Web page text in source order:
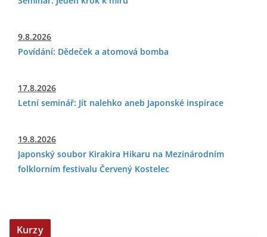
9.8.2026
Povídání: Dědeček a atomová bomba
17.8.2026
Letní seminář: Jít nalehko aneb Japonské inspirace
19.8.2026
Japonský soubor Kirakira Hikaru na Mezinárodním
folklorním festivalu Červený Kostelec
Kurzy